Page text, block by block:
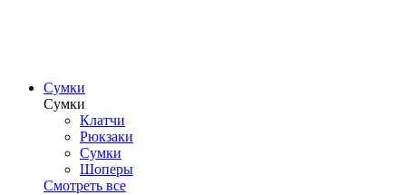
Сумки
Сумки
Клатчи
Рюкзаки
Сумки
Шоперы
Смотреть все